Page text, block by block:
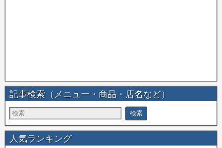
記事検索（メニュー・商品・店名など）
人気ランキング